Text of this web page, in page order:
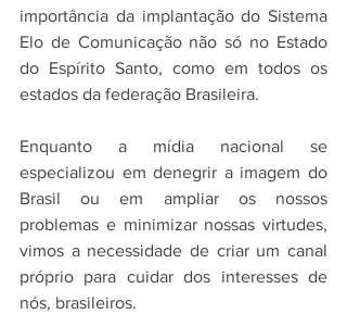
importância da implantação do Sistema
Elo de Comunicação não só no Estado
do Espírito Santo, como em todos os
estados da federação Brasileira.
Enquanto a mídia nacional se
especializou em denegrir a imagem do
Brasil ou em ampliar os nossos
problemas e minimizar nossas virtudes,
vimos a necessidade de criar um canal
próprio para cuidar dos interesses de
nós, brasileiros.